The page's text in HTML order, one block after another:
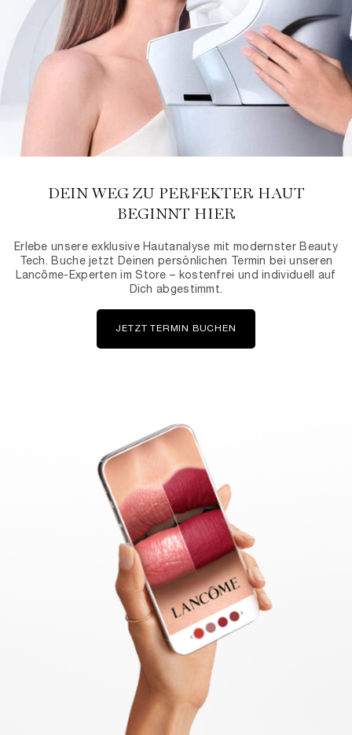
DEIN WEG ZU PERFEKTER HAUT
BEGINNT HIER
Erlebe unsere exklusive Hautanalyse mit modernster Beauty
Tech. Buche jetzt Deinen persönlichen Termin bei unseren
Lancôme-Experten im Store – kostenfrei und individuell auf
Dich abgestimmt.
JETZT TERMIN BUCHEN